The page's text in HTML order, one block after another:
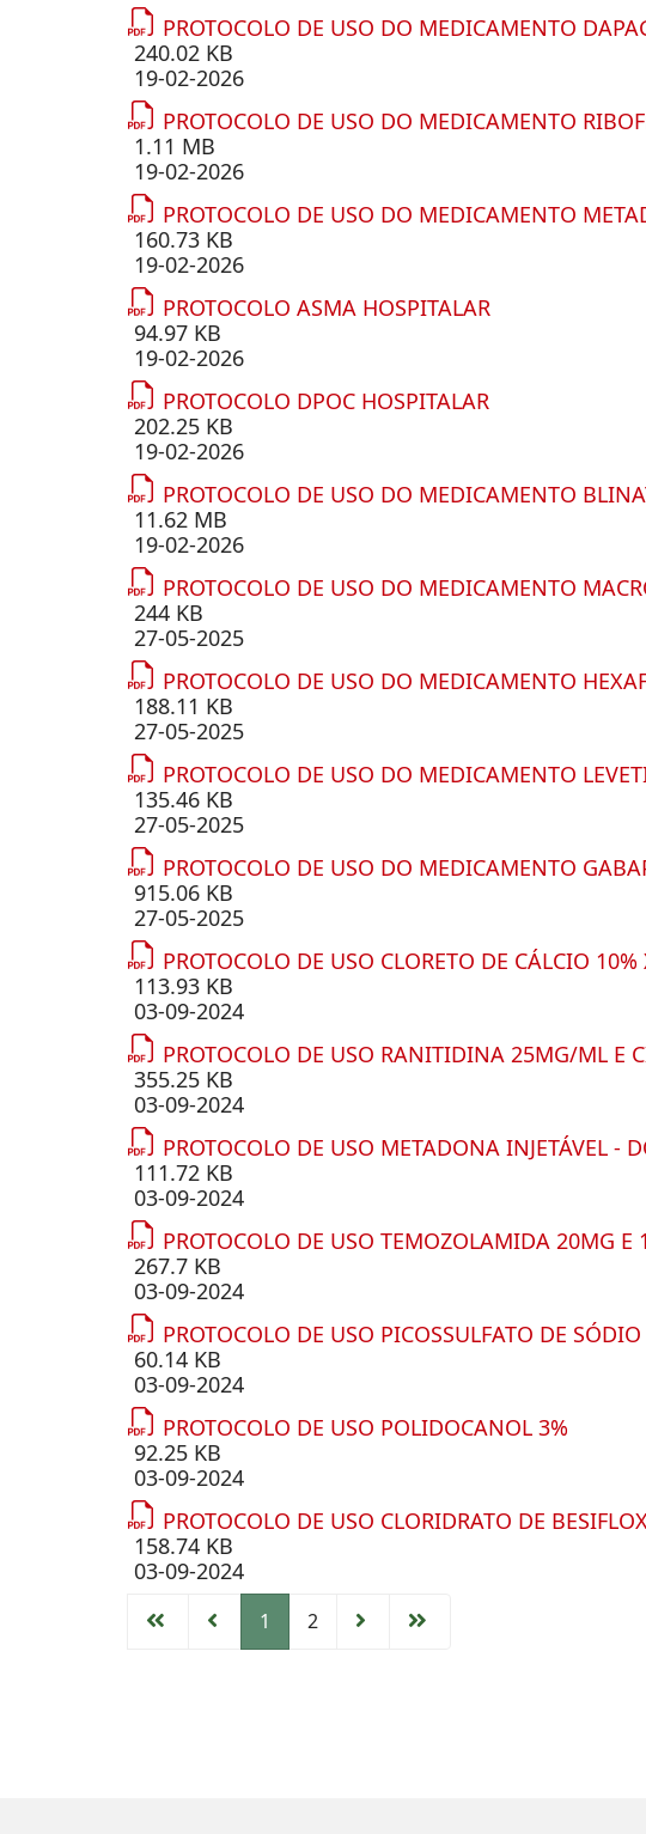
PROTOCOLO DE USO DO MEDICAMENTO
240.02 KB
19-02-2026
PROTOCOLO DE USO DO MEDICAMENTO
1.11 MB
19-02-2026
PROTOCOLO DE USO DO MEDICAMENTO
160.73 KB
19-02-2026
PROTOCOLO ASMA HOSPITALAR
94.97 KB
19-02-2026
PROTOCOLO DPOC HOSPITALAR
202.25 KB
19-02-2026
PROTOCOLO DE USO DO MEDICAMENTO
11.62 MB
19-02-2026
PROTOCOLO DE USO DO MEDICAMENTO
244 KB
27-05-2025
PROTOCOLO DE USO DO MEDICAMENTO
188.11 KB
27-05-2025
PROTOCOLO DE USO DO MEDICAMENTO
135.46 KB
27-05-2025
PROTOCOLO DE USO DO MEDICAMENTO
915.06 KB
27-05-2025
PROTOCOLO DE USO CLORETO DE CÁLCIO
113.93 KB
03-09-2024
PROTOCOLO DE USO RANITIDINA 25MG/ML E
355.25 KB
03-09-2024
PROTOCOLO DE USO METADONA INJETÁVEL -
111.72 KB
03-09-2024
PROTOCOLO DE USO TEMOZOLAMIDA 20MG
267.7 KB
03-09-2024
PROTOCOLO DE USO PICOSSULFATO DE
60.14 KB
03-09-2024
PROTOCOLO DE USO POLIDOCANOL 3%
92.25 KB
03-09-2024
PROTOCOLO DE USO CLORIDRATO DE
158.74 KB
03-09-2024
1 2